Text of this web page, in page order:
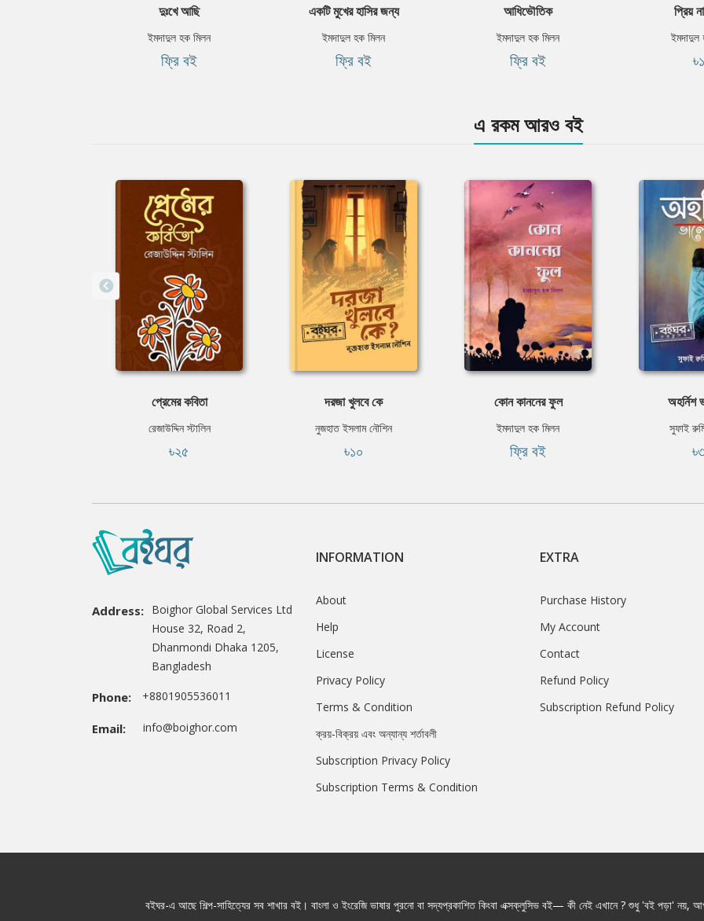
দুঃখে আছি
ইমদাদুল হক মিলন
ফ্রি বই
একটি মুখের হাসির জন্য
ইমদাদুল হক মিলন
ফ্রি বই
আধিভৌতিক
ইমদাদুল হক মিলন
ফ্রি বই
প্রিয়
ইমদাদুল
এ রকম আরও বই
প্রেমের কবিতা
রেজাউদ্দিন স্টালিন
৳২৫
দরজা খুলবে কে
নুজহাত ইসলাম নৌশিন
৳১০
কোন কাননের ফুল
ইমদাদুল হক মিলন
ফ্রি বই
অহর্নিশ
সুফাই
Address: Boighor Global Services Ltd
House 32, Road 2,
Dhanmondi Dhaka 1205,
Bangladesh
Phone: +8801905536011
Email: info@boighor.com
INFORMATION
About
Help
License
Privacy Policy
Terms & Condition
ক্রয়-বিক্রয় এবং অন্যান্য শর্তাবলী
Subscription Privacy Policy
Subscription Terms & Condition
EXTRA
Purchase History
My Account
Contact
Refund Policy
Subscription Refund Policy
বইঘর-এ আছে শিল্প-সাহিত্যের সব শাখার বই। বাংলা ও ইংরেজি ভাষার পুরনো বা সদ্যপ্রকাশিত কিংবা এক্সক্লুসিভ বই— কী নেই এখানে ? শুধু 'বই পড়া' নয়,